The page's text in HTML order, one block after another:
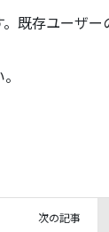
既存ユーザ
次の記事